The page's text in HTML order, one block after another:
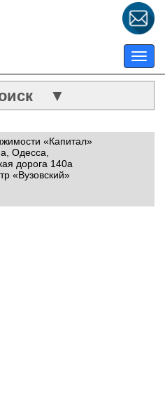
▼
«Капитал»
Одесса,
дорога 140а
«Вузовский»